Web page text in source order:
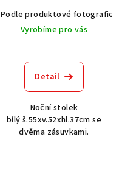
Podle produktové fotografie
Vyrobíme pro vás
Detail
Noční stolek
bílý š.55xv.52xhl.37cm se
dvěma zásuvkami.